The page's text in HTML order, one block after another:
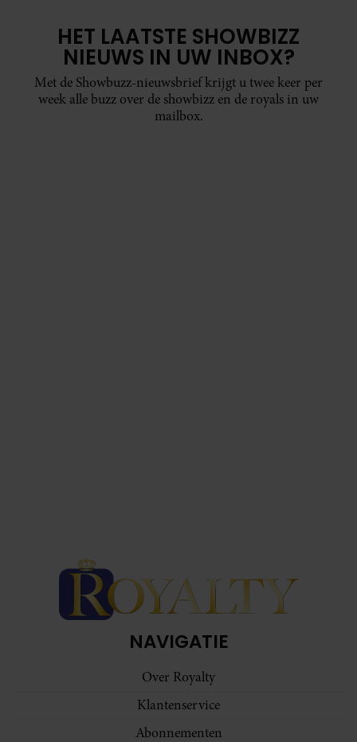
HET LAATSTE SHOWBIZZ
NIEUWS IN UW INBOX?
Met de Showbuzz-nieuwsbrief krijgt u twee keer per
week alle buzz over de showbizz en de royals in uw
mailbox.
NAVIGATIE
Over Royalty
Klantenservice
Abonnementen